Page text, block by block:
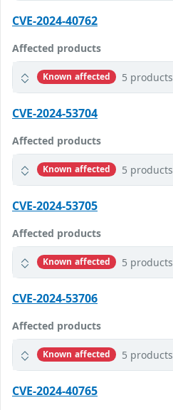
CVE-2024-40762
Affected products
Known affected 5 products
CVE-2024-53704
Affected products
Known affected 5 products
CVE-2024-53705
Affected products
Known affected 5 products
CVE-2024-53706
Affected products
Known affected 5 products
CVE-2024-40765